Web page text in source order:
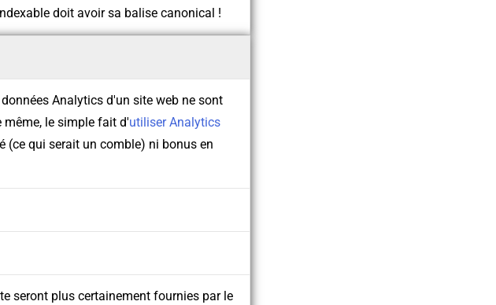
doit avoir sa balise canonical !
Analytics d'un site web ne sont
même, le simple fait d'utiliser Analytics
(ce qui serait un comble) ni bonus en
seront plus certainement fournies par le